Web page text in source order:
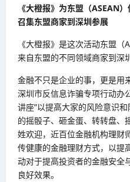
《大橙报》为东盟（ASEAN
召集东盟商家到深圳参展
《大橙报》是这次活动东盟
来自东盟的不同领域商家到深
金融不只是企业的事，更是用
深圳市反信息诈骗专项行动办
讲座”以提高大家的风险意识
的摇骰子、砸金蛋、转转盘、
姓欢迎，近百位金融机构理财
传健康的金融理财方式，以提
动对于提高投资者的金融安全
良好效果。